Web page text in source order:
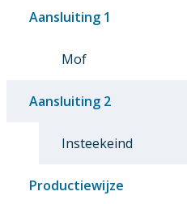
Aansluiting 1
Mof
Aansluiting 2
Insteekeind
Productiewijze